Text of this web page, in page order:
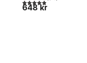
antal röster:
4,9utav 5 stjärnor.
648 kr